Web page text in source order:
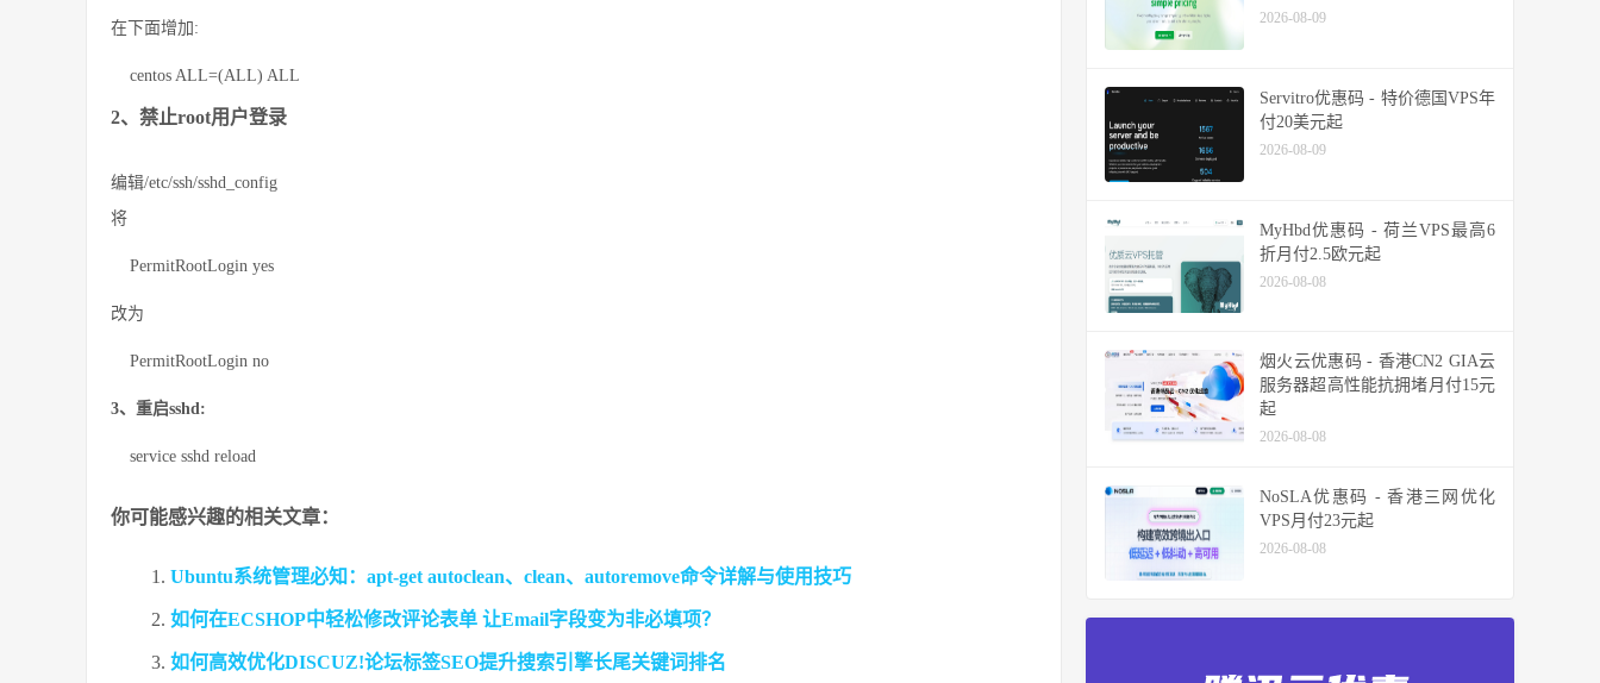
在下面增加:
centos ALL=(ALL) ALL
2、禁止root用户登录
编辑/etc/ssh/sshd_config
将
PermitRootLogin yes
改为
PermitRootLogin no
3、重启sshd:
service sshd reload
你可能感兴趣的相关文章：
Ubuntu系统管理必知：apt-get autoclean、clean、autoremove命令详解与使用技巧
如何在ECSHOP中轻松修改评论表单 让Email字段变为非必填项？
如何高效优化DISCUZ!论坛标签SEO提升搜索引擎长尾关键词排名
2026-08-09
Servitro优惠码 - 特价德国VPS年
付20美元起
2026-08-09
MyHbd优惠码 - 荷兰VPS最高6
折月付2.5欧元起
2026-08-08
烟火云优惠码 - 香港CN2 GIA云
服务器超高性能抗拥堵月付15元
起
2026-08-08
NoSLA优惠码 - 香港三网优化
VPS月付23元起
2026-08-08